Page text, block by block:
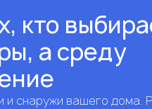
кто
а среду
и снаружи вашего дома.